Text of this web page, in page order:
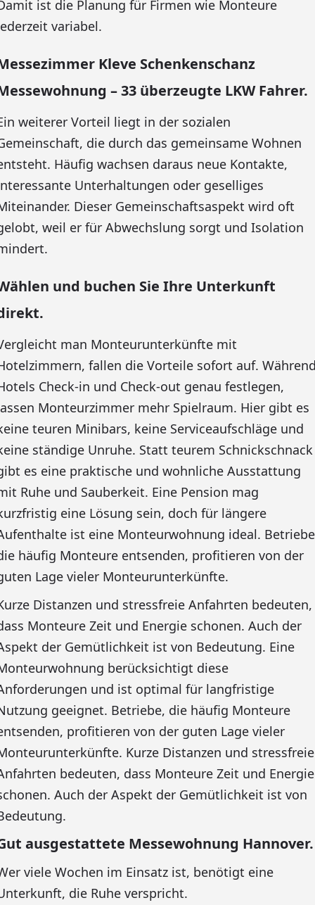
ist die Planung für Firmen wie Monteure
variabel.
Kleve Schenkenschanz
– 33 überzeugte LKW Fahrer.
weiterer Vorteil liegt in der sozialen
die durch das gemeinsame Wohnen
Häufig wachsen daraus neue Kontakte,
Unterhaltungen oder geselliges
Dieser Gemeinschaftsaspekt wird oft
weil er für Abwechslung sorgt und Isolation
und buchen Sie Ihre Unterkunft
man Monteurunterkünfte mit
fallen die Vorteile sofort auf.
Check-in und Check-out genau festlegen,
Monteurzimmer mehr Spielraum. Hier gibt es
teuren Minibars, keine Serviceaufschläge und
ständige Unruhe. Statt teurem Schnickschnack
es eine praktische und wohnliche Ausstattung
Ruhe und Sauberkeit. Eine Pension mag
eine Lösung sein, doch für längere
ist eine Monteurwohnung ideal.
häufig Monteure entsenden, profitieren von der
Lage vieler Monteurunterkünfte.
Distanzen und stressfreie Anfahrten bedeuten,
Monteure Zeit und Energie schonen. Auch der
der Gemütlichkeit ist von Bedeutung. Eine
berücksichtigt diese
und ist optimal für langfristige
geeignet. Betriebe, die häufig Monteure
profitieren von der guten Lage vieler
Kurze Distanzen und stressfreie
bedeuten, dass Monteure Zeit und Energie
Auch der Aspekt der Gemütlichkeit ist von
ausgestattete Messewohnung Hannover.
viele Wochen im Einsatz ist, benötigt eine
die Ruhe verspricht.